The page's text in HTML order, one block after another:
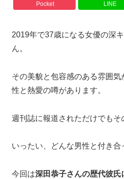
Pocket LINE
2019年で37歳になる女優の深
ん。
その美貌と包容感のある雰囲
性と熱愛の噂があります。
週刊誌に報道されただけでもそ
いったい、どんな男性と付き合
今回は深田恭子さんの歴代彼氏